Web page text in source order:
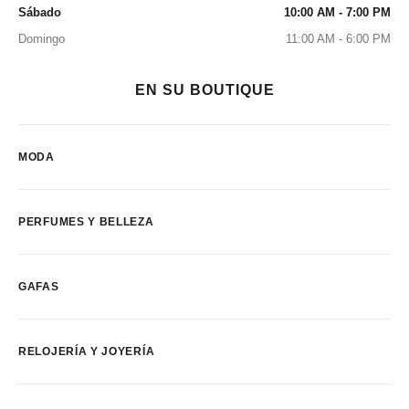
Sábado
10:00 AM - 7:00 PM
Domingo
11:00 AM - 6:00 PM
EN SU BOUTIQUE
MODA
PERFUMES Y BELLEZA
GAFAS
RELOJERÍA Y JOYERÍA